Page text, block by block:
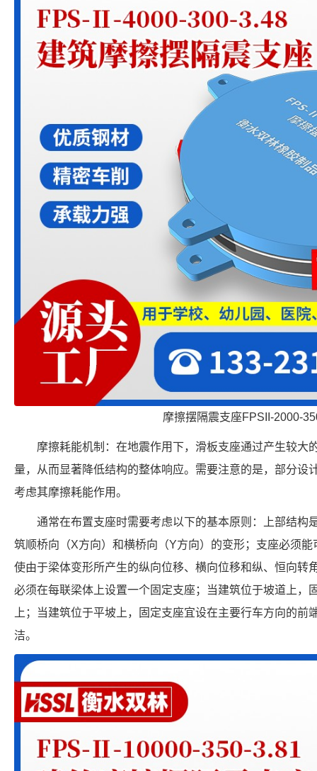
摩擦摆隔震支座FPSII-2000-
摩擦耗能机制：在地震作用下，滑板支座通过产生较大
量，从而显著降低结构的整体响应。需要注意的是，部分设
考虑其摩擦耗能作用。
通常在布置支座时需要考虑以下的基本原则：上部结构
筑顺桥向（X方向）和横桥向（Y方向）的变形；支座必须
使由于梁体变形所产生的纵向位移、横向位移和纵、恒向转
必须在每联梁体上设置一个固定支座；当建筑位于坡道上，
上；当建筑位于平坡上，固定支座宜设在主要行车方向的前
洁。